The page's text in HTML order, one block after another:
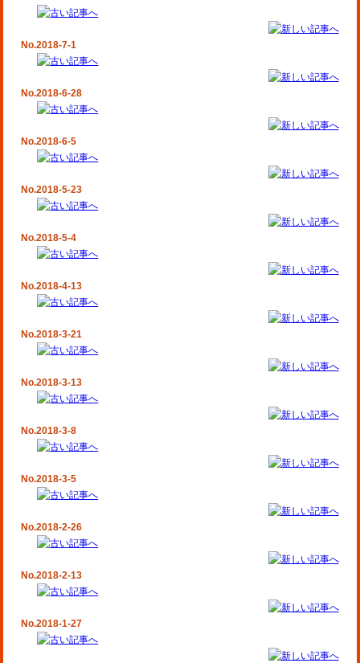
No.2018-7-1
No.2018-6-28
No.2018-6-5
No.2018-5-23
No.2018-5-4
No.2018-4-13
No.2018-3-21
No.2018-3-13
No.2018-3-8
No.2018-3-5
No.2018-2-26
No.2018-2-13
No.2018-1-27